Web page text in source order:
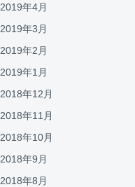
2019年4月
2019年3月
2019年2月
2019年1月
2018年12月
2018年11月
2018年10月
2018年9月
2018年8月